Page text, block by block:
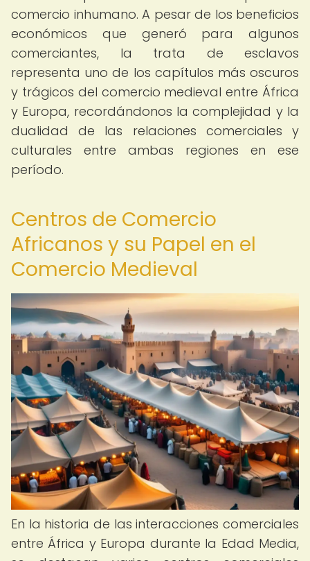
comercio inhumano. A pesar de los beneficios
económicos que generó para algunos
comerciantes, la trata de esclavos
representa uno de los capítulos más oscuros
y trágicos del comercio medieval entre África
y Europa, recordándonos la complejidad y la
dualidad de las relaciones comerciales y
culturales entre ambas regiones en ese
período.
Centros de Comercio
Africanos y su Papel en el
Comercio Medieval
En la historia de las interacciones comerciales
entre África y Europa durante la Edad Media,